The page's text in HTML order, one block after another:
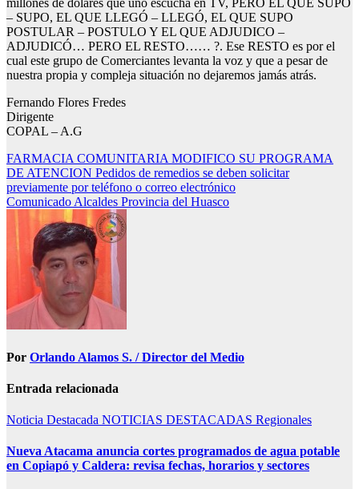
millones de dólares que uno escucha en TV, PERO EL QUE SUPO
– SUPO, EL QUE LLEGÓ – LLEGÓ, EL QUE SUPO
POSTULAR – POSTULO Y EL QUE ADJUDICO –
ADJUDICÓ… PERO EL RESTO…… ?. Ese RESTO es por el
cual este grupo de Comerciantes levanta la voz y que a pesar de
nuestra propia y compleja situación no dejaremos jamás atrás.
Fernando Flores Fredes
Dirigente
COPAL – A.G
Navegación
de
entradas
FARMACIA COMUNITARIA MODIFICO SU PROGRAMA
DE ATENCION Pedidos de remedios se deben solicitar
previamente por teléfono o correo electrónico
Comunicado Alcaldes Provincia del Huasco
Por Orlando Alamos S. / Director del Medio
Entrada relacionada
Noticia Destacada NOTICIAS DESTACADAS Regionales
Nueva Atacama anuncia cortes programados de agua potable
en Copiapó y Caldera: revisa fechas, horarios y sectores